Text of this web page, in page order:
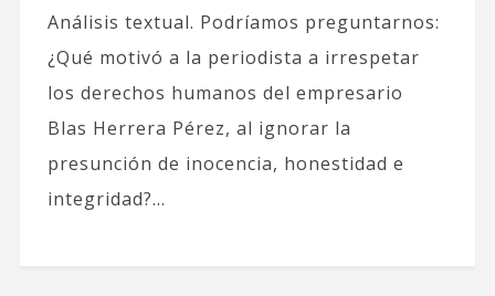
Análisis textual. Podríamos preguntarnos:
¿Qué motivó a la periodista a irrespetar
los derechos humanos del empresario
Blas Herrera Pérez, al ignorar la
presunción de inocencia, honestidad e
integridad?...